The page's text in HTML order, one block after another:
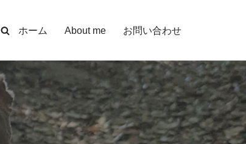
ホーム About me お問い合わせ